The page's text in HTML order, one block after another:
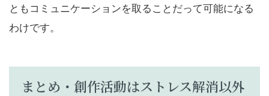
ともコミュニケーションを取ることだって可能になる
わけです。
まとめ・創作活動はストレス解消以外